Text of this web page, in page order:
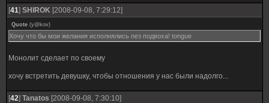
[41] SHIROK [2008-09-08, 7:29:12]
Quote (y@kov)
Хочу что бы мои желания исполнялись пез подвоха! tongue
Монолит сделает по своему
хочу встретить девушку, чтобы отношения у нас были надолго...
[42] Tanatos [2008-09-08, 7:30:10]